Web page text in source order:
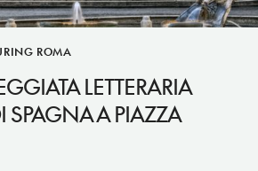
ROMA
LETTERARIA
SPAGNA A PIAZZA